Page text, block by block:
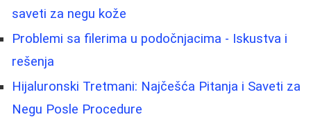
saveti za negu kože
Problemi sa filerima u podočnjacima - Iskustva i
rešenja
Hijaluronski Tretmani: Najčešća Pitanja i Saveti za
Negu Posle Procedure